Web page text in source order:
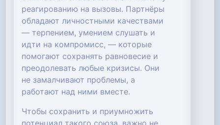
реагированию на вызовы. Партнёры
обладают личностными качествами
— терпением, умением слушать и
идти на компромисс, — которые
помогают сохранять равновесие и
преодолевать любые кризисы. Они
не замалчивают проблемы, а
работают над ними вместе.
Чтобы сохранить и приумножить
потенциал такого союза, важно не